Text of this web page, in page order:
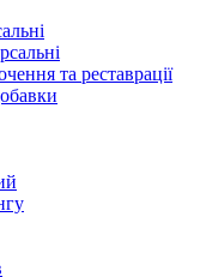
та реставрації